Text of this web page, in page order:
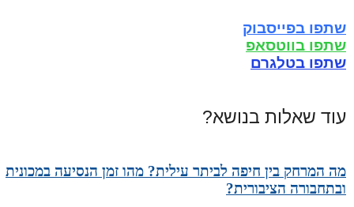
שתפו בפייסבוק
שתפו בווטסאפ
שתפו בטלגרם
עוד שאלות בנושא?
מה המרחק בין חיפה לביתר עילית? מהו זמן הנסיעה במכונית
ובתחבורה הציבורית?